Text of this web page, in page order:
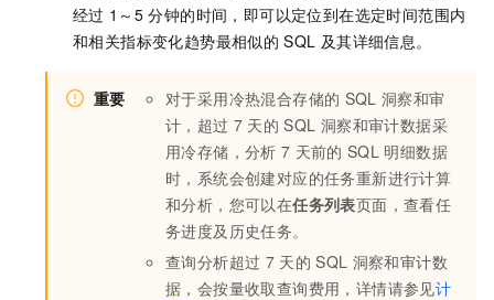
经过 1～5 分钟的时间，即可以定位到在选定时间范围内
和相关指标变化趋势最相似的 SQL 及其详细信息。
重要 对于采用冷热混合存储的 SQL 洞察和审
计，超过 7 天的 SQL 洞察和审计数据采
用冷存储，分析 7 天前的 SQL 明细数据
时，系统会创建对应的任务重新进行计算
和分析，您可以在任务列表页面，查看任
务进度及历史任务。
查询分析超过 7 天的 SQL 洞察和审计数
据，会按量收取查询费用，详情请参见计